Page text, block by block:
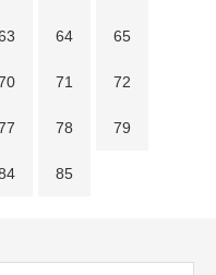
64 65
71 72
78 79
85